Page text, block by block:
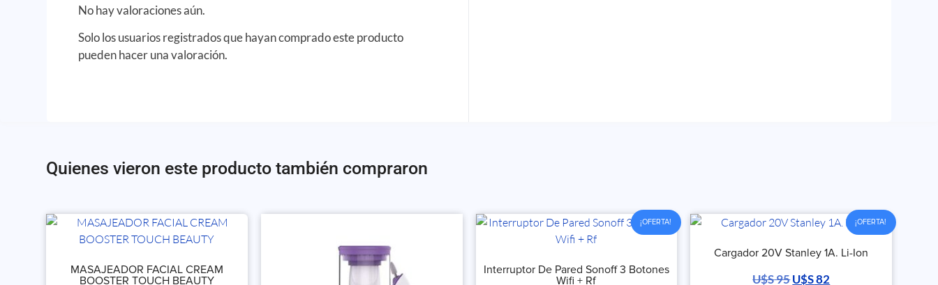
No hay valoraciones aún.
Solo los usuarios registrados que hayan comprado este producto
pueden hacer una valoración.
Quienes vieron este producto también compraron
MASAJEADOR FACIAL CREAM
BOOSTER TOUCH BEAUTY
¡OFERTA!
Interruptor De Pared Sonoff 3 Botones
Wifi + Rf
¡OFERTA!
Cargador 20V Stanley 1A. Li-Ion
U$S95U$S82